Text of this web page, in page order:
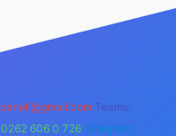
Teams:
606 0 726 Telegram: